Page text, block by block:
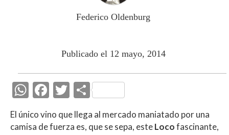
Federico Oldenburg
Publicado el 12 mayo, 2014
W
h
at
F
e
T
w
itt
C
m
El único vino que llega al mercado maniatado por una
camisa de fuerza es, que se sepa, esteLocofascinante,